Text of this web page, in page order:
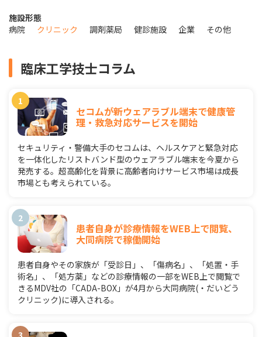
施設形態
病院
クリニック 調剤薬局 健診施設 企業 その他
臨床工学技士コラム
セコムが新ウェアラブル端末で健康管
理・救急対応サービスを開始
セキュリティ・警備大手のセコムは、ヘルスケアと緊急対応
を一体化したリストバンド型のウェアラブル端末を今夏から
発売する。超高齢化を背景に高齢者向けサービス市場は成長
市場とも考えられている。
患者自身が診療情報をWEB上で閲覧、
大同病院で稼働開始
患者自身やその家族が「受診日」、「傷病名」、「処置・手
術名」、「処方薬」などの診療情報の一部をWEB上で閲覧で
きるMDV社の「CADA-BOX」が4月から大同病院(・だいどう
クリニック)に導入される。